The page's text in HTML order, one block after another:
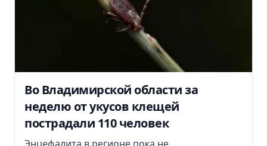
Во Владимирской области за
неделю от укусов клещей
пострадали 110 человек
Энцефалита в регионе пока не